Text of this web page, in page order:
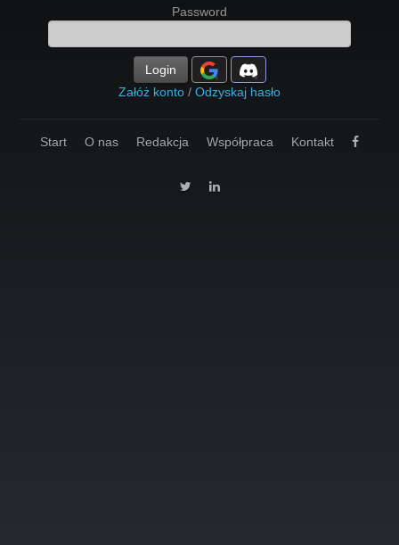
Password
Login
Załóż konto / Odzyskaj hasło
Start O nas Redakcja Współpraca Kontakt